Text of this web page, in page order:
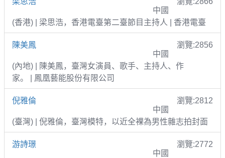
中國
(香港) | 梁思浩，香港電臺第二臺節目主持人 | 香港電臺
陳美鳳
瀏覽:2856
中國
(內地) | 陳美鳳，臺灣女演員、歌手、主持人、作
家。 | 鳳凰藝能股份有限公司
倪雅倫
瀏覽:2812
中國
(臺灣) | 倪雅倫，臺灣模特，以近全裸為男性雜志拍封面
游詩璟
瀏覽:2772
中國